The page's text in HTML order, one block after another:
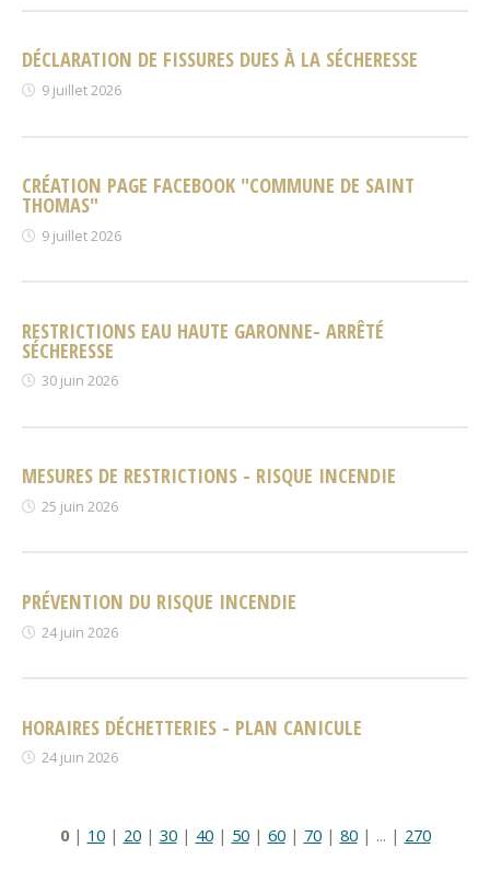
DÉCLARATION DE FISSURES DUES À LA SÉCHERESSE
9 juillet 2026
CRÉATION PAGE FACEBOOK "COMMUNE DE SAINT
THOMAS"
9 juillet 2026
RESTRICTIONS EAU HAUTE GARONNE- ARRÊTÉ
SÉCHERESSE
30 juin 2026
MESURES DE RESTRICTIONS - RISQUE INCENDIE
25 juin 2026
PRÉVENTION DU RISQUE INCENDIE
24 juin 2026
HORAIRES DÉCHETTERIES - PLAN CANICULE
24 juin 2026
0| 10| 20| 30| 40| 50| 60| 70| 80| ... | 270